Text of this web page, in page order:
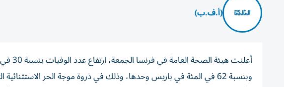
(أ.ف.ب)
وبنسبة 62 في المئة في باريس وحدها، وذلك في ذروة موجة الحر الاستثنائية التي ضربت البلاد.